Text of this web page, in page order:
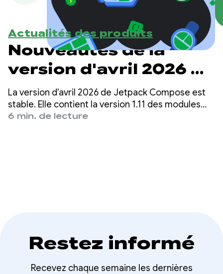
Actualités des produits
Nouveautés de la
version d'avril 2026 de
Jetpack Compose
La version d'avril 2026 de Jetpack Compose est
stable. Elle contient la version 1.11 des modules
Compose de base (voir le mappage complet de la
6 min. de lecture
Restez informé
Recevez chaque semaine les dernières